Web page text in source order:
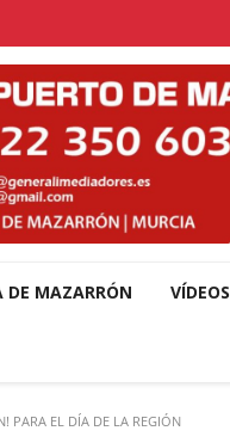
DE MAZARRÓN VÍDEOS
PARA EL DÍA DE LA REGIÓN